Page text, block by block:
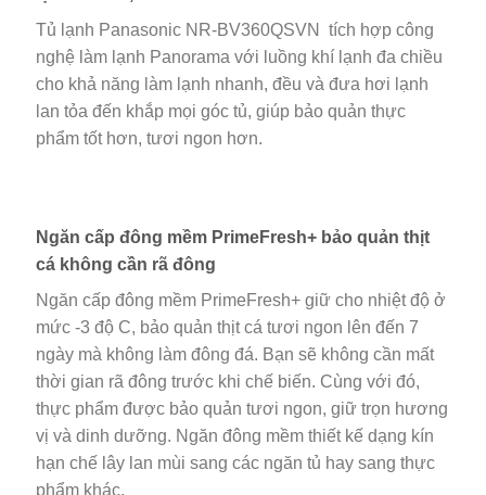
Tủ lạnh Panasonic NR-BV360QSVN tích hợp công
nghệ làm lạnh Panorama với luồng khí lạnh đa chiều
cho khả năng làm lạnh nhanh, đều và đưa hơi lạnh
lan tỏa đến khắp mọi góc tủ, giúp bảo quản thực
phẩm tốt hơn, tươi ngon hơn.
Ngăn cấp đông mềm PrimeFresh+ bảo quản thịt
cá không cần rã đông
Ngăn cấp đông mềm PrimeFresh+ giữ cho nhiệt độ ở
mức -3 độ C, bảo quản thịt cá tươi ngon lên đến 7
ngày mà không làm đông đá. Bạn sẽ không cần mất
thời gian rã đông trước khi chế biến. Cùng với đó,
thực phẩm được bảo quản tươi ngon, giữ trọn hương
vị và dinh dưỡng. Ngăn đông mềm thiết kế dạng kín
hạn chế lây lan mùi sang các ngăn tủ hay sang thực
phẩm khác.